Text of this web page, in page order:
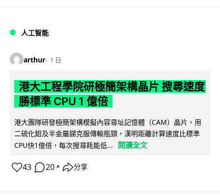
人工智能
arthur 1 日
港大工程學院研極簡架構晶片 搜尋速度
勝標準 CPU 1 億倍
港大團隊研發極簡架構模擬內容尋址記憶體（CAM）晶片，用
二硫化鉬及半金屬銻克服傳輸瓶頸，漢明距離計算速度比標準
CPU快1億倍，每次搜尋耗能低...
閱讀全文
43 20 ↗ 分享